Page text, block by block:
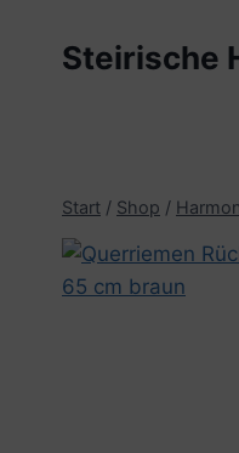
Steirische
Start / Shop /